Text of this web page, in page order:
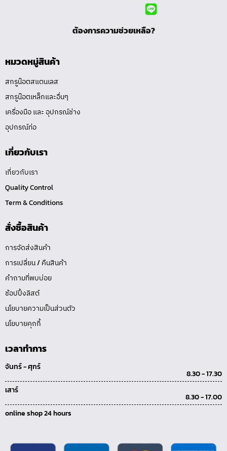
ต้องการความช่วยเหลือ?
หมวดหมู่สินค้า
สกรูน๊อตสแตนเลส
สกรูน๊อตเหล็กและอื่นๆ
เครื่องมือ และ อุปกรณ์ช่าง
อุปกรณ์ท่อ
เกี่ยวกับเรา
เกี่ยวกับเรา
Quality Control
Term & Conditions
สั่งซื้อสินค้า
การจัดส่งสินค้า
การเปลี่ยน / คืนสินค้า
คำถามที่พบบ่อย
ช้อปปิ้งลิสต์
นโยบายความเป็นส่วนตัว
นโยบายคุกกี้
เวลาทำการ
จันทร์ - ศุกร์
8.30 - 17.30
เสาร์
8.30 - 17.00
online shop 24 hours